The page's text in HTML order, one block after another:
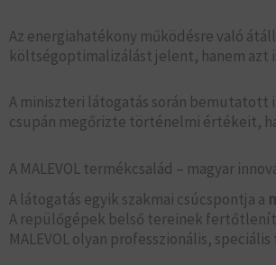
Az energiahatékony működésre való
költségoptimalizálást jelent, hanem azt
A miniszteri látogatás során bemutatott
csupán megőrizte történelmi értékeit,
A MALEVOL termékcsalád – magyar
A látogatás egyik szakmai csúcspontja a
A repülőgépek belső tereinek
MALEVOL olyan professzionális,